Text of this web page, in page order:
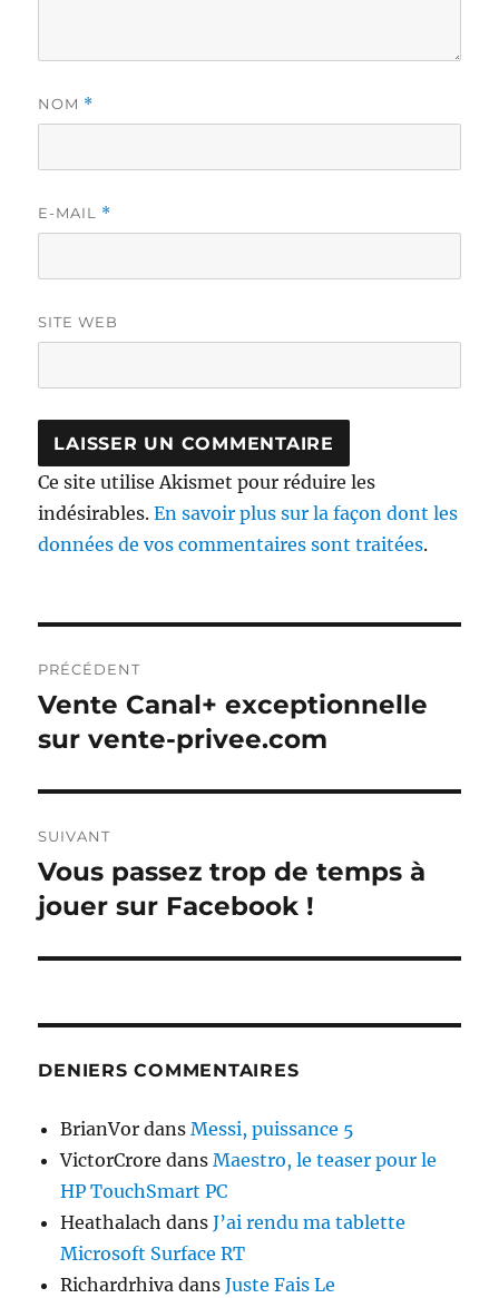
NOM *
E-MAIL *
SITE WEB
Ce site utilise Akismet pour réduire les
indésirables.En savoir plus sur la façon dont les
données de vos commentaires sont traitées.
de
l’article
PRÉCÉDENT
Publication
précédente :
Vente Canal+ exceptionnelle
sur vente-privee.com
SUIVANT
Publication
suivante :
Vous passez trop de temps à
jouer sur Facebook !
DENIERS COMMENTAIRES
BrianVor dansMessi, puissance 5
VictorCrore dansMaestro, le teaser pour le
HP TouchSmart PC
Heathalach dansJ’ai rendu ma tablette
Microsoft Surface RT
Richardrhiva dansJuste Fais Le